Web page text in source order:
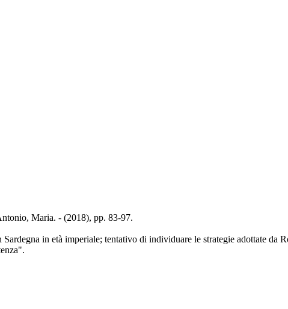
Maria. - (2018), pp. 83-97.
in età imperiale; tentativo di individuare le strategie adottate da